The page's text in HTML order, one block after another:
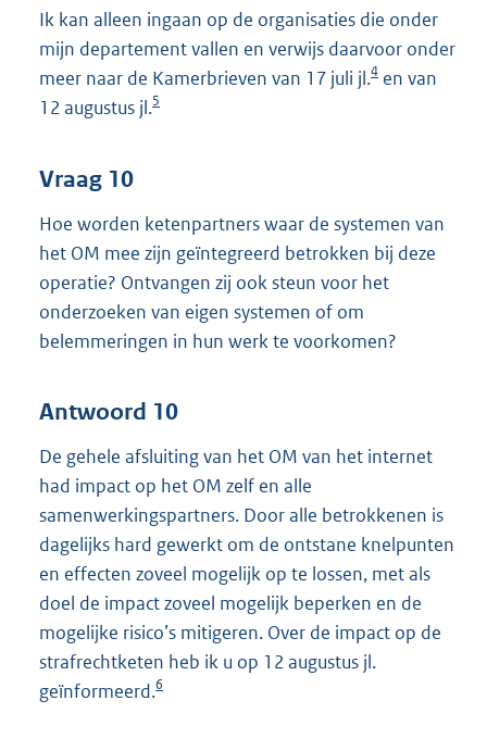
Ik kan alleen ingaan op de organisaties die onder
mijn departement vallen en verwijs daarvoor onder
meer naar de Kamerbrieven van 17 juli jl.4 en van
12 augustus jl.5
Vraag 10
Hoe worden ketenpartners waar de systemen van
het OM mee zijn geïntegreerd betrokken bij deze
operatie? Ontvangen zij ook steun voor het
onderzoeken van eigen systemen of om
belemmeringen in hun werk te voorkomen?
Antwoord 10
De gehele afsluiting van het OM van het internet
had impact op het OM zelf en alle
samenwerkingspartners. Door alle betrokkenen is
dagelijks hard gewerkt om de ontstane knelpunten
en effecten zoveel mogelijk op te lossen, met als
doel de impact zoveel mogelijk beperken en de
mogelijke risico’s mitigeren. Over de impact op de
strafrechtketen heb ik u op 12 augustus jl.
geïnformeerd.6